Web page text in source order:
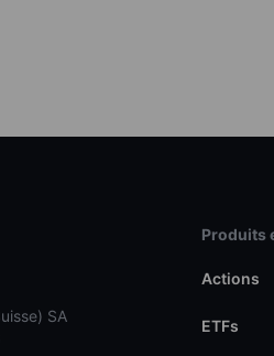
SA
Produits
Actions
ETFs